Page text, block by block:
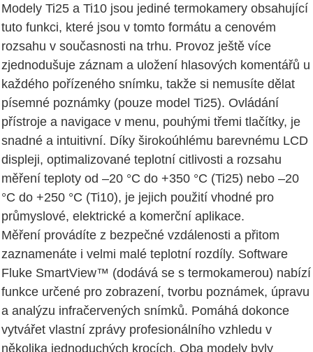
Modely Ti25 a Ti10 jsou jediné termokamery obsahující
tuto funkci, které jsou v tomto formátu a cenovém
rozsahu v současnosti na trhu. Provoz ještě více
zjednodušuje záznam a uložení hlasových komentářů u
každého pořízeného snímku, takže si nemusíte dělat
písemné poznámky (pouze model Ti25). Ovládání
přístroje a navigace v menu, pouhými třemi tlačítky, je
snadné a intuitivní. Díky širokoúhlému barevnému LCD
displeji, optimalizované teplotní citlivosti a rozsahu
měření teploty od –20 °C do +350 °C (Ti25) nebo –20
°C do +250 °C (Ti10), je jejich použití vhodné pro
průmyslové, elektrické a komerční aplikace.
Měření provádíte z bezpečné vzdálenosti a přitom
zaznamenáte i velmi malé teplotní rozdíly. Software
Fluke SmartView™ (dodává se s termokamerou) nabízí
funkce určené pro zobrazení, tvorbu poznámek, úpravu
a analýzu infračervených snímků. Pomáhá dokonce
vytvářet vlastní zprávy profesionálního vzhledu v
několika jednoduchých krocích. Oba modely byly